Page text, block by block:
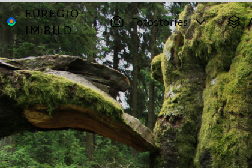
EUREGIO
IM BILD
Fotostories
Archiv 8139